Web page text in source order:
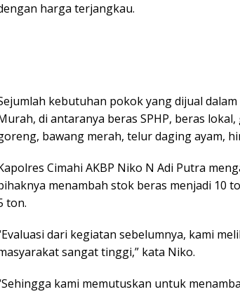
harga terjangkau.
kebutuhan pokok yang dijual
di antaranya beras SPHP, beras
bawang merah, telur daging ayam,
Cimahi AKBP Niko N Adi Putra
menambah stok beras menjadi 10
ton.
dari kegiatan sebelumnya, kami
sangat tinggi,” kata Niko.
kami memutuskan untuk